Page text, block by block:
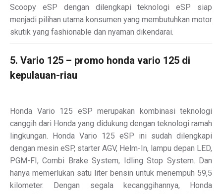
Scoopy eSP dengan dilengkapi teknologi eSP siap
menjadi pilihan utama konsumen yang membutuhkan motor
skutik yang fashionable dan nyaman dikendarai.
5. Vario 125 – promo honda vario 125 di
kepulauan-riau
Honda Vario 125 eSP merupakan kombinasi teknologi
canggih dari Honda yang didukung dengan teknologi ramah
lingkungan. Honda Vario 125 eSP ini sudah dilengkapi
dengan mesin eSP, starter AGV, Helm-In, lampu depan LED,
PGM-FI, Combi Brake System, Idling Stop System. Dan
hanya memerlukan satu liter bensin untuk menempuh 59,5
kilometer. Dengan segala kecanggihannya, Honda